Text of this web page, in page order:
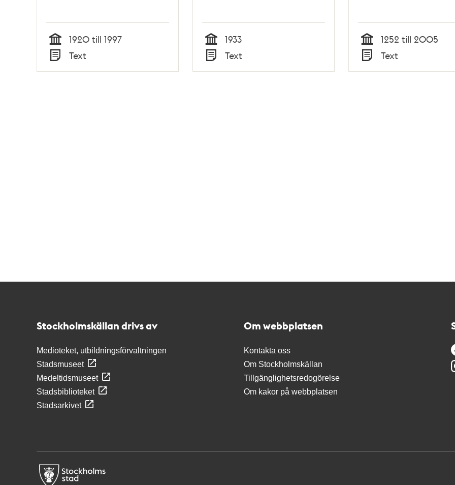
Tid
1920 till 1997
Typ
Text Tid
1933
Typ
Text Tid
1252 till 2005
Typ
Text
Stockholmskällan drivs av
Medioteket, utbildningsförvaltningen
Stadsmuseet
Medeltidsmuseet
Stadsbiblioteket
Stadsarkivet
Om webbplatsen
Kontakta oss
Om Stockholmskällan
Tillgänglighetsredogörelse
Om kakor på webbplatsen